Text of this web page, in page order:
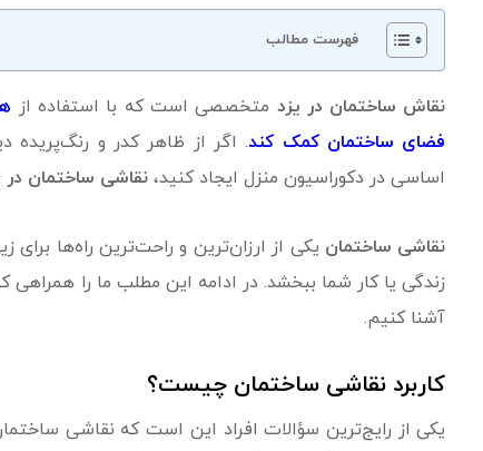
فهرست مطالب
نقاش ساختمان در یزد متخصصی است که با استفاده از
فضای ساختمان کمک کند. اگر از ظاهر کدر و
اساسی در دکوراسیون منزل ایجاد کنید، نقاشی ساختمان در
نقاشی ساختمان یکی از ارزان‌‌ترین و راحت‌‌ترین راه‌ها
زندگی یا کار شما ببخشد. در ادامه این مطلب ما را
آشنا کنیم.
کاربرد نقاشی ساختمان چیست؟
یکی از رایج‌ترین سؤالات افراد این است که نقاشی